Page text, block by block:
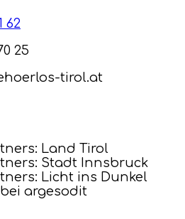
62
25
tirol.at